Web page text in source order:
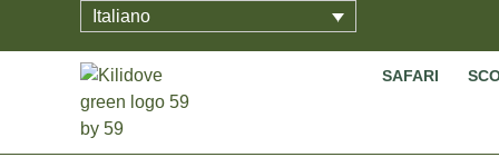
Italiano
SAFARI